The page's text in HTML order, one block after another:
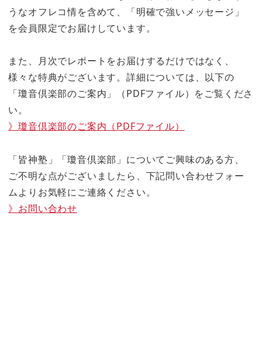
うなオフレコ情を含めて、「明確で強いメッセージ」
を会員限定でお届けしています。
また、月次でレポートをお届けするだけではなく、
様々な特典がございます。詳細については、以下の
「瓊音倶楽部のご案内」（PDFファイル）をご覧くださ
い。
》瓊音倶楽部のご案内（PDFファイル）
「皆神塾」「瓊音倶楽部」についてご興味のある方、
ご不明な点がございましたら、下記問い合わせフォー
ムよりお気軽にご連絡ください。
》お問い合わせ